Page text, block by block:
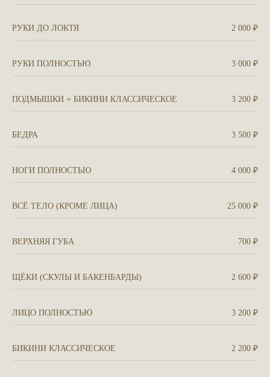
РУКИ ДО ЛОКТЯ 2 000 ₽
РУКИ ПОЛНОСТЬЮ 3 000 ₽
ПОДМЫШКИ + БИКИНИ КЛАССИЧЕСКОЕ 3 200 ₽
БЕДРА 3 500 ₽
НОГИ ПОЛНОСТЬЮ 4 000 ₽
ВСЁ ТЕЛО (КРОМЕ ЛИЦА) 25 000 ₽
ВЕРХНЯЯ ГУБА 700 ₽
ЩЁКИ (СКУЛЫ И БАКЕНБАРДЫ) 2 600 ₽
ЛИЦО ПОЛНОСТЬЮ 3 200 ₽
БИКИНИ КЛАССИЧЕСКОЕ 2 200 ₽